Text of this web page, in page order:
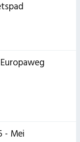
- Mei